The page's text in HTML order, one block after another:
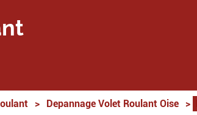
> Depannage Volet Roulant Oise >